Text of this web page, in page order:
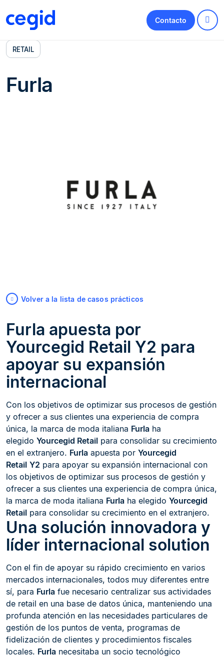
Contacto
RETAIL
Furla
Volver a la lista de casos prácticos
Furla apuesta por
Yourcegid Retail Y2 para
apoyar su expansión
internacional
Con los objetivos de optimizar sus procesos de gestión
y ofrecer a sus clientes una experiencia de compra
única, la marca de moda italiana Furla ha
elegido Yourcegid Retail para consolidar su crecimiento
en el extranjero. Furla apuesta por Yourcegid
Retail Y2 para apoyar su expansión internacional con
los objetivos de optimizar sus procesos de gestión y
ofrecer a sus clientes una experiencia de compra única,
la marca de moda italiana Furla ha elegido Yourcegid
Retail para consolidar su crecimiento en el extranjero.
Una solución innovadora y
líder internacional solution
Con el fin de apoyar su rápido crecimiento en varios
mercados internacionales, todos muy diferentes entre
sí, para Furla fue necesario centralizar sus actividades
de retail en una base de datos única, manteniendo una
profunda atención en las necesidades particulares de
gestión de los puntos de venta, programas de
fidelización de clientes y procedimientos fiscales
locales. Furla necesitaba un socio tecnológico